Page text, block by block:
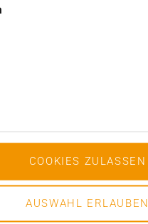
COOKIES ZULASSEN
AUSWAHL ERLAUBEN